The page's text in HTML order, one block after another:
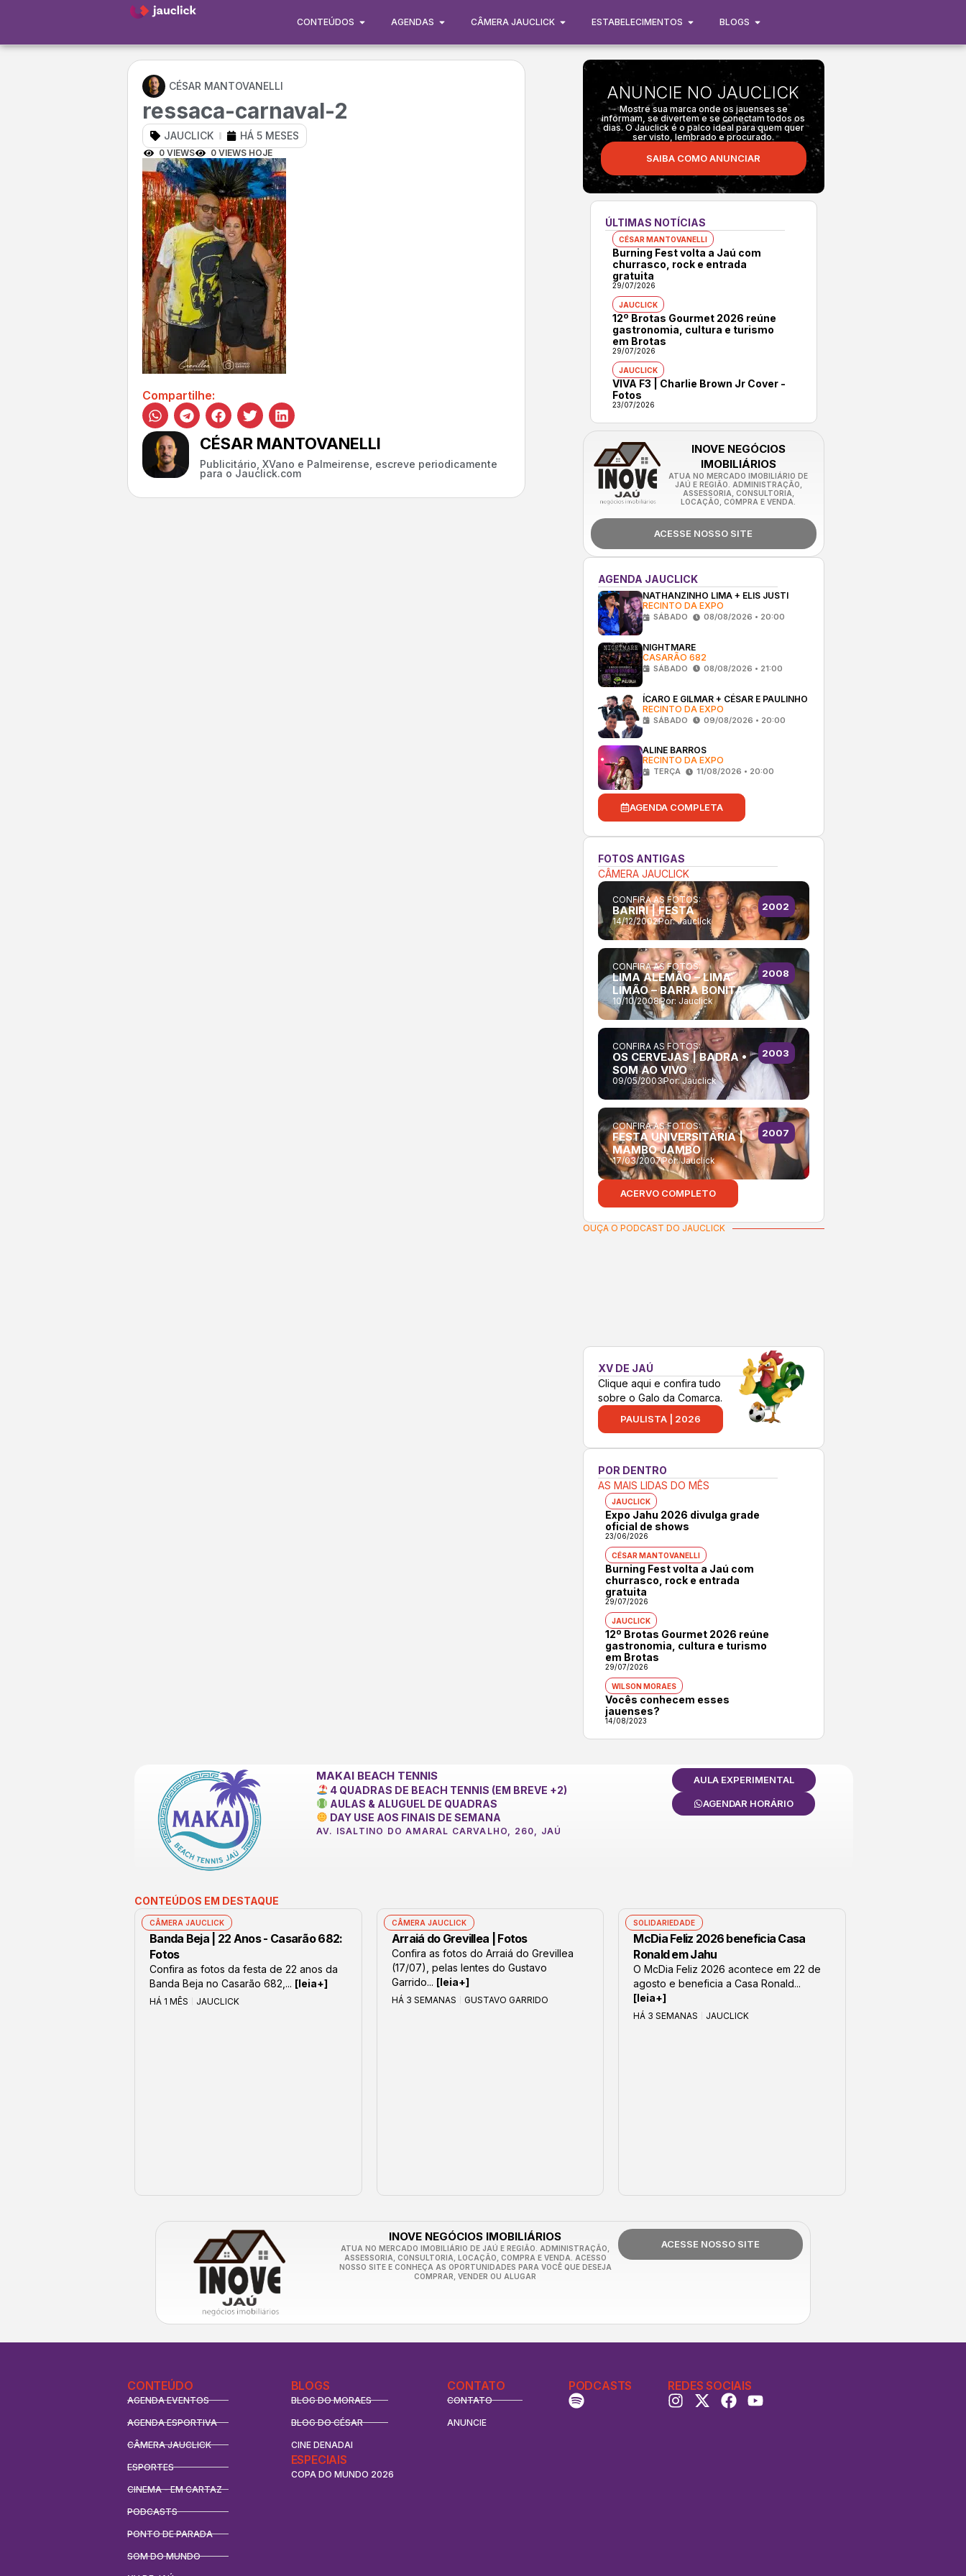
CONTEÚDOS AGENDAS CÂMERA JAUCLICK ESTABELECIMENTOS BLOGS
CÉSAR MANTOVANELLI
ressaca-carnaval-2
JAUCLICK HÁ 5 MESES
0 VIEWS 0 VIEWS HOJE
Compartilhe:
CÉSAR MANTOVANELLI
Publicitário, XVano e Palmeirense, escreve periodicamente
para o Jauclick.com
ANUNCIE NO JAUCLICK
Mostre sua marca onde os jauenses se
informam, se divertem e se conectam todos os
dias. O Jauclick é o palco ideal para quem quer
ser visto, lembrado e procurado.
SAIBA COMO ANUNCIAR
ÚLTIMAS NOTÍCIAS
CÉSAR MANTOVANELLI
Burning Fest volta a Jaú com
churrasco, rock e entrada
gratuita
29/07/2026
JAUCLICK
12º Brotas Gourmet 2026 reúne
gastronomia, cultura e turismo
em Brotas
29/07/2026
JAUCLICK
VIVA F3 | Charlie Brown Jr Cover -
Fotos
23/07/2026
INOVE NEGÓCIOS
IMOBILIÁRIOS
ATUA NO MERCADO IMOBILIÁRIO DE
JAÚ E REGIÃO. ADMINISTRAÇÃO,
ASSESSORIA, CONSULTORIA,
LOCAÇÃO, COMPRA E VENDA.
ACESSE NOSSO SITE
AGENDA JAUCLICK
NATHANZINHO LIMA + ELIS JUSTI
RECINTO DA EXPO
SÁBADO 08/08/2026 • 20:00
NIGHTMARE
CASARÃO 682
SÁBADO 08/08/2026 • 21:00
ÍCARO E GILMAR + CÉSAR E PAULINHO
RECINTO DA EXPO
SÁBADO 09/08/2026 • 20:00
ALINE BARROS
RECINTO DA EXPO
TERÇA 11/08/2026 • 20:00
AGENDA COMPLETA
FOTOS ANTIGAS
CÂMERA JAUCLICK
CONFIRA AS FOTOS:
BARIRI | FESTA
14/12/2002Por:Jauclick
2002
CONFIRA AS FOTOS:
LIMA ALEMÃO – LIMA
LIMÃO – BARRA BONITA
10/10/2008Por:Jauclick
2008
CONFIRA AS FOTOS:
OS CERVEJAS | BADRA •
SOM AO VIVO
09/05/2003Por:Jauclick
2003
CONFIRA AS FOTOS:
FESTA UNIVERSITÁRIA |
MAMBO JAMBO
17/03/2007Por:Jauclick
2007
ACERVO COMPLETO
OUÇA O PODCAST DO JAUCLICK
XV DE JAÚ
Clique aqui e confira tudo
sobre o Galo da Comarca.
PAULISTA | 2026
POR DENTRO
AS MAIS LIDAS DO MÊS
JAUCLICK
Expo Jahu 2026 divulga grade
oficial de shows
23/06/2026
CÉSAR MANTOVANELLI
Burning Fest volta a Jaú com
churrasco, rock e entrada
gratuita
29/07/2026
JAUCLICK
12º Brotas Gourmet 2026 reúne
gastronomia, cultura e turismo
em Brotas
29/07/2026
WILSON MORAES
Vocês conhecem esses
jauenses?
14/08/2023
MAKAI BEACH TENNIS
4 QUADRAS DE BEACH TENNIS (EM BREVE +2)
AULAS & ALUGUEL DE QUADRAS
DAY USE AOS FINAIS DE SEMANA
AV. ISALTINO DO AMARAL CARVALHO, 260, JAÚ
AULA EXPERIMENTAL
AGENDAR HORÁRIO
CONTEÚDOS EM DESTAQUE
CÂMERA JAUCLICK
Banda Beja | 22 Anos - Casarão 682:
Fotos
Confira as fotos da festa de 22 anos da
Banda Beja no Casarão 682,... [leia+]
HÁ 1 MÊS JAUCLICK
CÂMERA JAUCLICK
Arraiá do Grevillea | Fotos
Confira as fotos do Arraiá do Grevillea
(17/07), pelas lentes do Gustavo
Garrido... [leia+]
HÁ 3 SEMANAS GUSTAVO GARRIDO
SOLIDARIEDADE
McDia Feliz 2026 beneficia Casa
Ronald em Jahu
O McDia Feliz 2026 acontece em 22 de
agosto e beneficia a Casa Ronald...
[leia+]
HÁ 3 SEMANAS JAUCLICK
INOVE NEGÓCIOS IMOBILIÁRIOS
ATUA NO MERCADO IMOBILIÁRIO DE JAÚ E REGIÃO. ADMINISTRAÇÃO,
ASSESSORIA, CONSULTORIA, LOCAÇÃO, COMPRA E VENDA. ACESSO
NOSSO SITE E CONHEÇA AS OPORTUNIDADES PARA VOCÊ QUE DESEJA
COMPRAR, VENDER OU ALUGAR
ACESSE NOSSO SITE
CONTEÚDO
AGENDA EVENTOS
AGENDA ESPORTIVA
CÂMERA JAUCLICK
ESPORTES
CINEMA - EM CARTAZ
PODCASTS
PONTO DE PARADA
SOM DO MUNDO
BLOGS
BLOG DO MORAES
BLOG DO CÉSAR
CINE DENADAI
ESPECIAIS
COPA DO MUNDO 2026
CONTATO
CONTATO
ANUNCIE
PODCASTS REDES SOCIAIS